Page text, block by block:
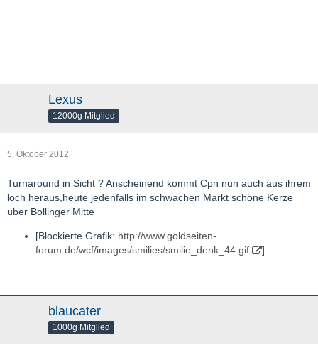
Lexus
12000g Mitglied
5. Oktober 2012
Turnaround in Sicht ? Anscheinend kommt Cpn nun auch aus ihrem
loch heraus,heute jedenfalls im schwachen Markt schöne Kerze
über Bollinger Mitte
[Blockierte Grafik: http://www.goldseiten-
forum.de/wcf/images/smilies/smilie_denk_44.gif
]
blaucater
1000g Mitglied